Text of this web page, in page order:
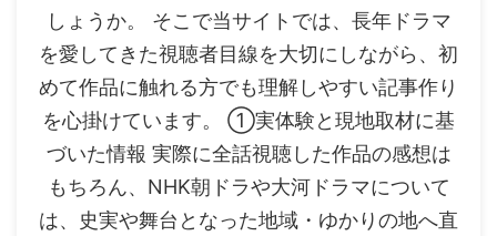
しょうか。 そこで当サイトでは、長年ドラマ
を愛してきた視聴者目線を大切にしながら、初
めて作品に触れる方でも理解しやすい記事作り
を心掛けています。 ①実体験と現地取材に基
づいた情報 実際に全話視聴した作品の感想は
もちろん、NHK朝ドラや大河ドラマについて
は、史実や舞台となった地域・ゆかりの地へ直